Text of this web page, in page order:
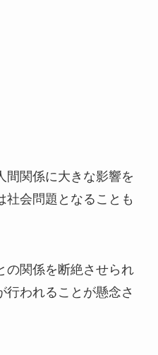
間関係に大きな影響を
社会問題となることも
の関係を断絶させられ
行われることが懸念さ